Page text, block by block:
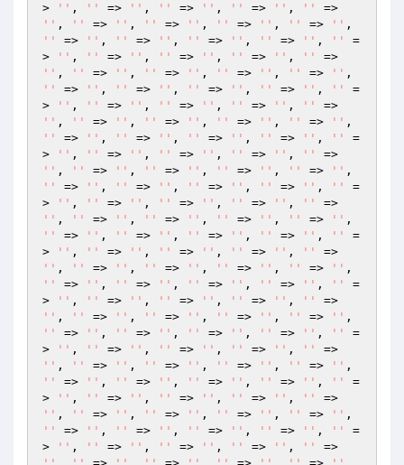
>
'' , '' => '' , '' => '' , '' => '' , ''
'' , '' => '' , '' => '' , '' => '' , '' => ''
''
=> '' , '' => '' , '' => '' , '' => '' , ''
=
>
'' , '' => '' , '' => '' , '' => '' , ''
'' , '' => '' , '' => '' , '' => '' , '' => ''
''
=> '' , '' => '' , '' => '' , '' => '' , ''
=
>
'' , '' => '' , '' => '' , '' => '' , ''
'' , '' => '' , '' => '' , '' => '' , '' => ''
''
=> '' , '' => '' , '' => '' , '' => '' , ''
=
>
'' , '' => '' , '' => '' , '' => '' , ''
'' , '' => '' , '' => '' , '' => '' , '' => ''
''
=> '' , '' => '' , '' => '' , '' => '' , ''
=
>
'' , '' => '' , '' => '' , '' => '' , ''
'' , '' => '' , '' => '' , '' => '' , '' => ''
''
=> '' , '' => '' , '' => '' , '' => '' , ''
=
>
'' , '' => '' , '' => '' , '' => '' , ''
'' , '' => '' , '' => '' , '' => '' , '' => ''
''
=> '' , '' => '' , '' => '' , '' => '' , ''
=
>
'' , '' => '' , '' => '' , '' => '' , ''
'' , '' => '' , '' => '' , '' => '' , '' => ''
''
=> '' , '' => '' , '' => '' , '' => '' , ''
=
>
'' , '' => '' , '' => '' , '' => '' , ''
'' , '' => '' , '' => '' , '' => '' , '' => ''
''
=> '' , '' => '' , '' => '' , '' => '' , ''
=
>
'' , '' => '' , '' => '' , '' => '' , ''
'' , '' => '' , '' => '' , '' => '' , '' => ''
''
=> '' , '' => '' , '' => '' , '' => '' , ''
=
>
'' , '' => '' , '' => '' , '' => '' , ''